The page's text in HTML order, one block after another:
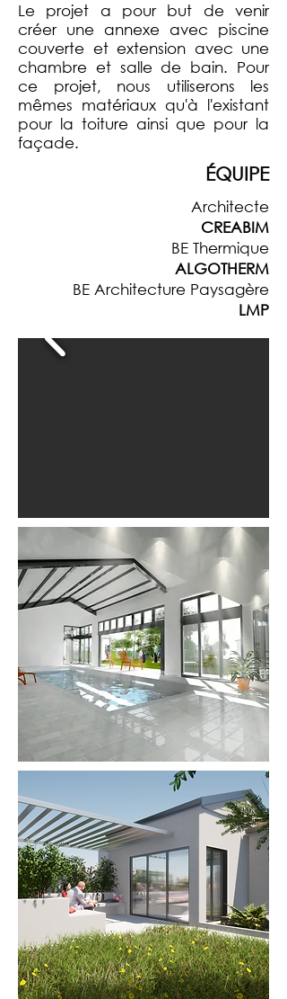
Le projet a pour but de venir
créer une annexe avec piscine
couverte et extension avec une
chambre et salle de bain. Pour
ce projet, nous utiliserons les
mêmes matériaux qu'à l'existant
pour la toiture ainsi que pour la
façade.
ÉQUIPE
Architecte
CREABIM
BE Thermique
ALGOTHERM
BE Architecture Paysagère
LMP